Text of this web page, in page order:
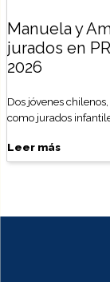
Manuela y
jurados en
2026
Dos jóvenes
como jurados
Leer más